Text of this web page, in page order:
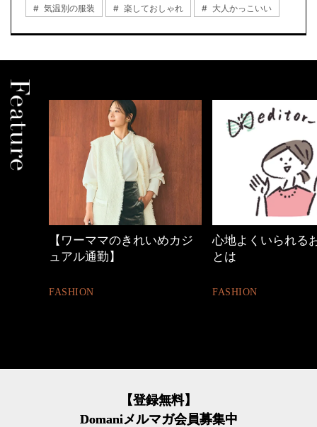
気温別の服装 楽しておしゃれ 大人かっこいい
心地よくいられるおしゃれ
とは
FASHION
40代の小顔メイク
【登録無料】
Domaniメルマガ会員募集中